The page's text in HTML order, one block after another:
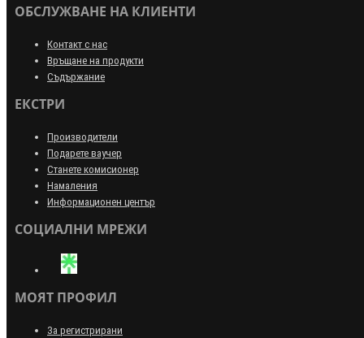
ОБСЛУЖВАНЕ НА КЛИЕНТИ
Контакт с нас
Връщане на продукти
Съдържание
ЕКСТРИ
Производители
Подарете ваучер
Станете комисионер
Намаления
Информационен център
СОЦИАЛНИ МРЕЖИ
МОЯТ ПРОФИЛ
За регистрирани